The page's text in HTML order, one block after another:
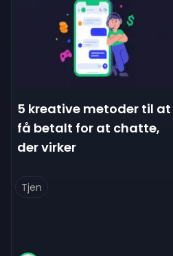
5 kreative metoder til at
få betalt for at chatte,
der virker
Tjen